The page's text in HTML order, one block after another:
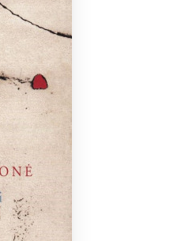
info@elvislab.lt